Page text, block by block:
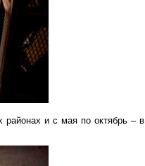
и с мая по октябрь – в